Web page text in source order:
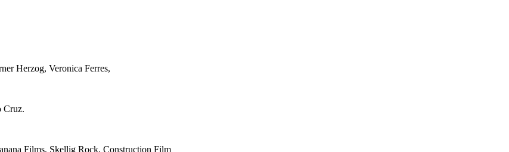
Herzog, Veronica Ferres,
Cruz.
Films, Skellig Rock, Construction Film